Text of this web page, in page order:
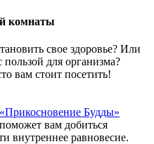
комнаты
свое здоровье? Или
пользой для организма?
вам стоит посетить!
Будды»
вам добиться
внутреннее равновесие.